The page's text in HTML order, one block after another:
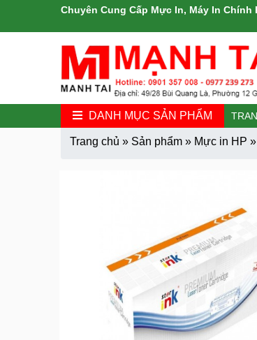
Chuyên Cung Cấp Mực In, Máy In Chính
DANH MỤC SẢN PHẨM
Trang chủ » Sản phẩm» Mực in HP »